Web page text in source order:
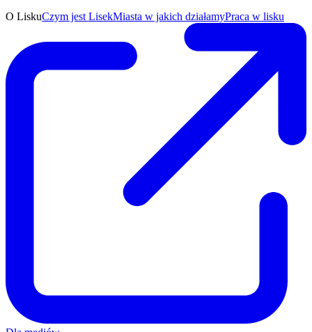
O LiskuCzym jest LisekMiasta w jakich działamyPraca w lisku